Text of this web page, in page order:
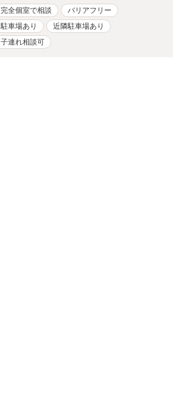
完全個室で相談
バリアフリー
駐車場あり
近隣駐車場あり
子連れ相談可